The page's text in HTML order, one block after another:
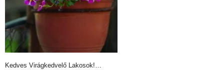
Kedves Virágkedvelő Lakosok!…